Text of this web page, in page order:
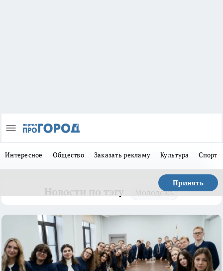
Интересное Общество Заказать рекламу Культура Спорт
Принять
Молодежь